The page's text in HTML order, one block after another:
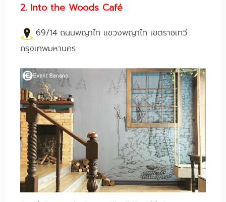
2. Into the Woods Café
69/14 ถนนพญาไท แขวงพญาไท เขตราชเทวี
กรุงเทพมหานคร